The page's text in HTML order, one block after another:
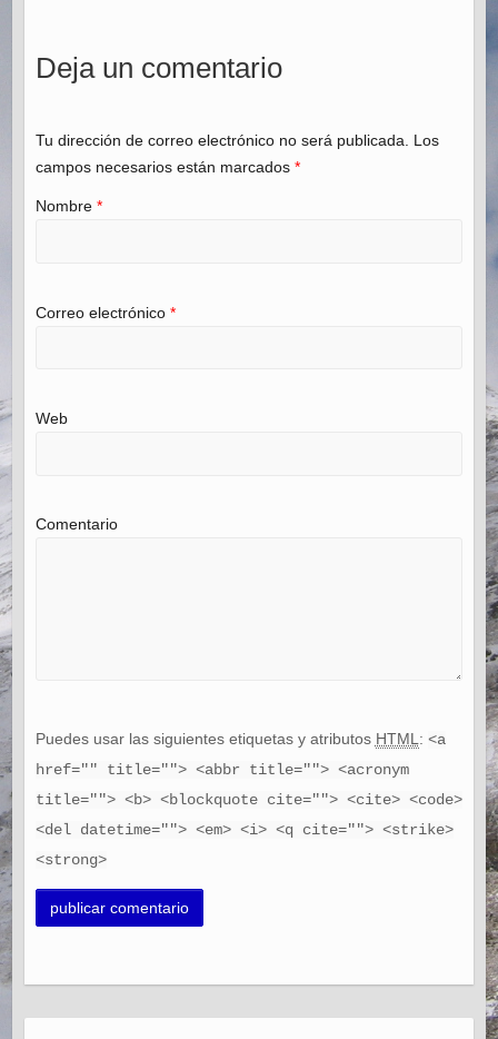
Deja un comentario
Tu dirección de correo electrónico no será publicada. Los
campos necesarios están marcados *
Nombre *
Correo electrónico *
Web
Comentario
Puedes usar las siguientes etiquetas y atributos HTML: <a
href="" title=""> <abbr title=""> <acronym
title=""> <b> <blockquote cite=""> <cite> <code>
<del datetime=""> <em> <i> <q cite=""> <strike>
<strong>